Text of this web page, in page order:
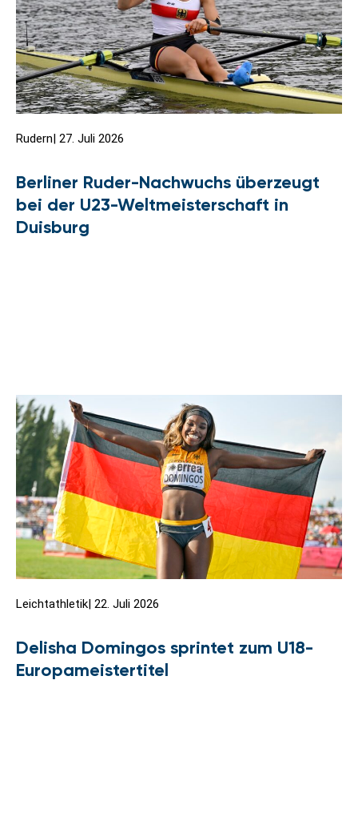
Rudern| 27. Juli 2026
Berliner Ruder-Nachwuchs überzeugt
bei der U23-Weltmeisterschaft in
Duisburg
Leichtathletik| 22. Juli 2026
Delisha Domingos sprintet zum U18-
Europameistertitel